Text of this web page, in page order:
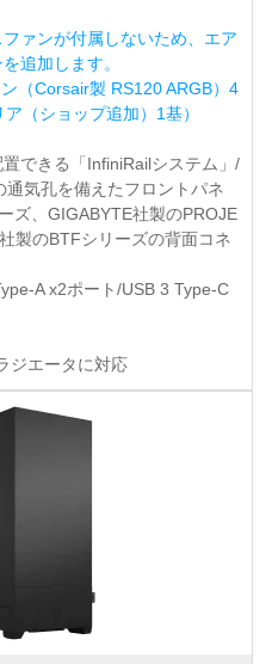
ァンが付属しないため、エア
追加します。
（Corsair製 RS120 ARGB）4
（ショップ追加）1基）
できる「InfiniRailシステム」/
気孔を備えたフロントパネ
ズ、GIGABYTE社製のPROJE
製のBTFシリーズの背面コネ
A x2ポート/USB 3 Type-C
ジエータに対応